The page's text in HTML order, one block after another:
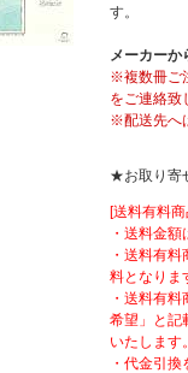
す。
メーカーか
※複数冊ご
をご連絡致
※配送先へ
★お取り寄
[送料有料商
・送料金
・送料有
料となりま
・送料有
希望」と記
いたします。
・代金引